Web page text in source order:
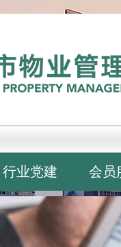
行业党建 会员